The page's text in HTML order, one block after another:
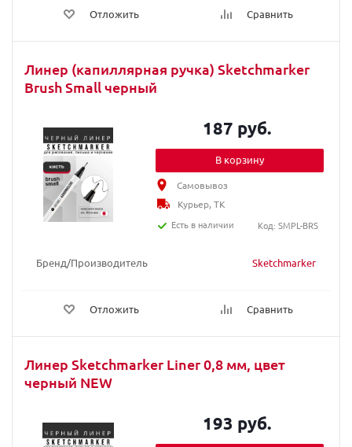
Отложить Сравнить
Линер (капиллярная ручка) Sketchmarker
Brush Small черный
Бренд/Производитель Sketchmarker
Отложить Сравнить
187 руб.
В корзину
Самовывоз
Курьер, ТК
Есть в наличии
Код: SMPL-BRS
Линер Sketchmarker Liner 0,8 мм, цвет
черный NEW
193 руб.